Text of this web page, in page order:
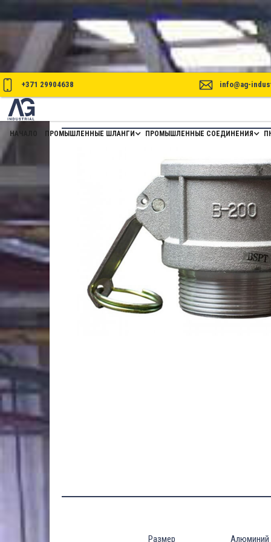
+371 29904638 info@ag-
НАЧАЛО ПРОМЫШЛЕННЫЕ ШЛАНГИ ПРОМЫШЛЕННЫЕ СОЕДИНЕНИЯ
Размер Алюминий